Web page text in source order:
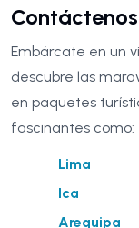
Embárcate en un
descubre las
en paquetes
fascinantes como:
Lima
Ica
Arequipa